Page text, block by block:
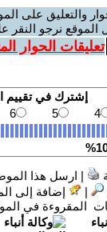
والتعليق على
الموقع نرجو النقر
تعليقات الحوار
| ارسل هذا
| إضافة إلى
المقروءة في